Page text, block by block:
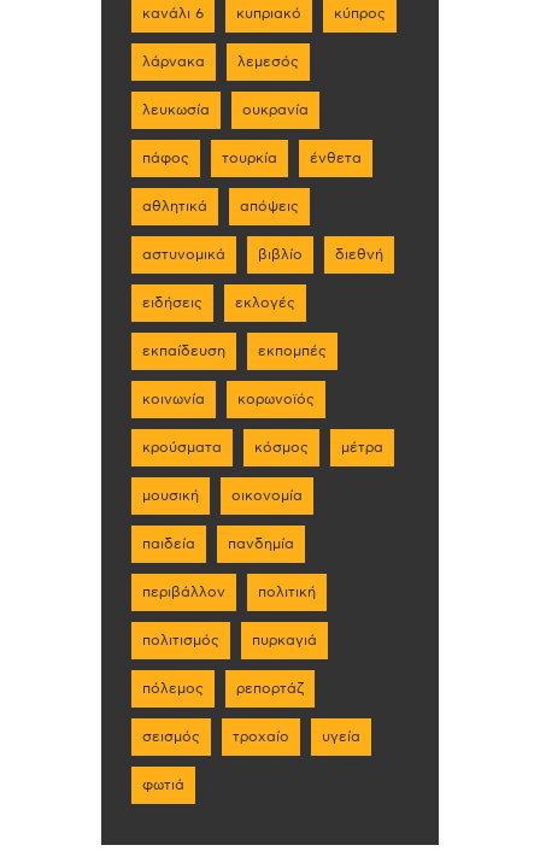
κανάλι 6 κυπριακό κύπρος
λάρνακα λεμεσός
λευκωσία ουκρανία
πάφος τουρκία ένθετα
αθλητικά απόψεις
αστυνομικά βιβλίο διεθνή
ειδήσεις εκλογές
εκπαίδευση εκπομπές
κοινωνία κορωνοϊός
κρούσματα κόσμος μέτρα
μουσική οικονομία
παιδεία πανδημία
περιβάλλον πολιτική
πολιτισμός πυρκαγιά
πόλεμος ρεπορτάζ
σεισμός τροχαίο υγεία
φωτιά